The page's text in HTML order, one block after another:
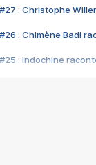
#27 : Christophe
#26 : Chimène Badi
#25 : Indochine